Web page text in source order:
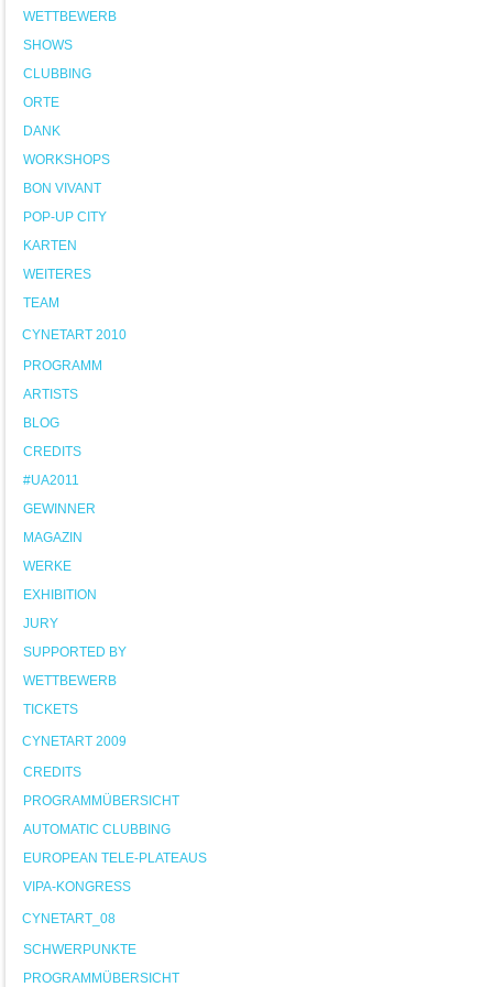
WETTBEWERB
SHOWS
CLUBBING
ORTE
DANK
WORKSHOPS
BON VIVANT
POP-UP CITY
KARTEN
WEITERES
TEAM
CYNETART 2010
PROGRAMM
ARTISTS
BLOG
CREDITS
#UA2011
GEWINNER
MAGAZIN
WERKE
EXHIBITION
JURY
SUPPORTED BY
WETTBEWERB
TICKETS
CYNETART 2009
CREDITS
PROGRAMMÜBERSICHT
AUTOMATIC CLUBBING
EUROPEAN TELE-PLATEAUS
VIPA-KONGRESS
CYNETART_08
SCHWERPUNKTE
PROGRAMMÜBERSICHT